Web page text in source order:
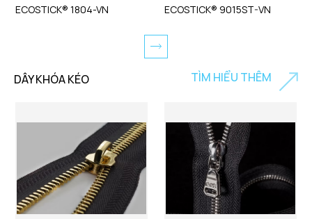
ECOSTICK® 1804-VN ECOSTICK® 9015ST-VN
DÂY KHÓA KÉO TÌM HIỂU THÊM